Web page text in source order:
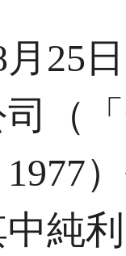
月25
（
1977
純